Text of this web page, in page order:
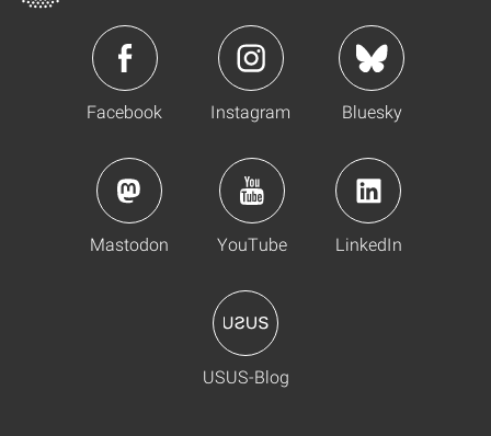
Facebook Instagram Bluesky
Mastodon YouTube LinkedIn
USUS-Blog